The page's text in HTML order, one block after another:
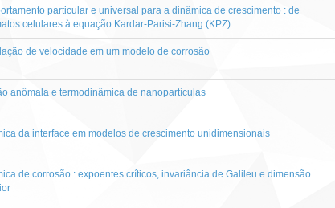
particular e universal para a dinâmica de crescimento : de
celulares à equação Kardar-Parisi-Zhang (KPZ)
de velocidade em um modelo de corrosão
anômala e termodinâmica de nanopartículas
da interface em modelos de crescimento unidimensionais
de corrosão : expoentes críticos, invariância de Galileu e dimensão